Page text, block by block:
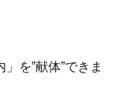
を‟献体”できま